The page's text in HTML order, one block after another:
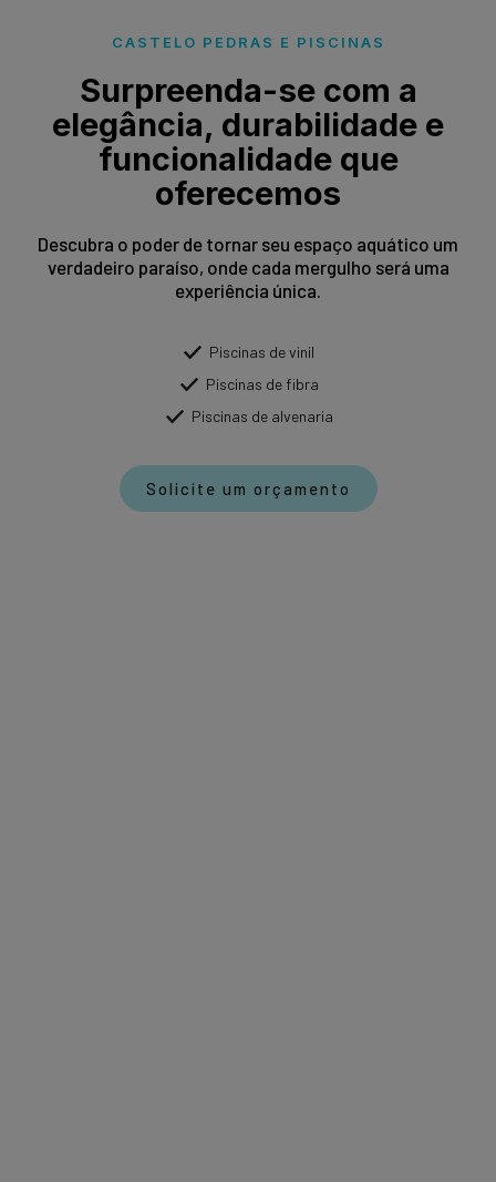
CASTELO PEDRAS E PISCINAS
Surpreenda-se com a
elegância, durabilidade e
funcionalidade que
oferecemos
Descubra o poder de tornar seu espaço aquático um
verdadeiro paraíso, onde cada mergulho será uma
experiência única.
Piscinas de vinil
Piscinas de fibra
Piscinas de alvenaria
Solicite um orçamento